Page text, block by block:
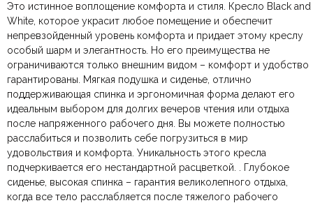
Это истинное воплощение комфорта и стиля. Кресло Black and
White, которое украсит любое помещение и обеспечит
непревзойденный уровень комфорта и придает этому креслу
особый шарм и элегантность. Но его преимущества не
ограничиваются только внешним видом – комфорт и удобство
гарантированы. Мягкая подушка и сиденье, отлично
поддерживающая спинка и эргономичная форма делают его
идеальным выбором для долгих вечеров чтения или отдыха
после напряженного рабочего дня. Вы можете полностью
расслабиться и позволить себе погрузиться в мир
удовольствия и комфорта. Уникальность этого кресла
подчеркивается его нестандартной расцветкой. . Глубокое
сиденье, высокая спинка – гарантия великолепного отдыха,
когда все тело расслабляется после тяжелого рабочего
Тип кресла
Лаундж-кресло, С
поворотным механизмом,
Эргономичные модели
Бренд COMMUNE
Материал Дерево, Металл, Ткань
700х950х820 мм.
Конструкция
На металлических ножках,
С мягким сиденьем
По всей России:отправляем через транспортную
компанию СДЭК. Срок доставки — до 7 дней .
По Москве и Санкт-Петербургу:быстрая
Яндекс.Доставка — доставка в день заказа.
Оплата в салоне-магазине— наличными или картой
при самовывозе.
Безналичная оплата по счёту— для юридических и
физических лиц.
Онлайн оплата картой— быстрая и безопасная через
сайт.
Отзывов ещё нет. Напишите первым.
Ваша общая оценка
Заголовок вашего отзыва